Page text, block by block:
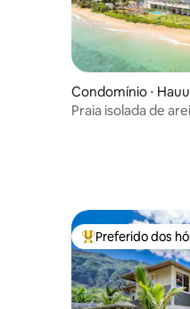
Condomínio ⋅
Praia isolada de
Entre os melhores
Preferido dos